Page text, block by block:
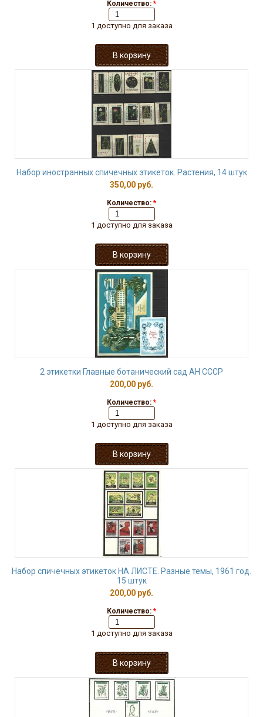
Количество: *
1 доступно для заказа
Набор иностранных спичечных этикеток. Растения, 14 штук
350,00 руб.
Количество: *
1 доступно для заказа
2 этикетки Главные ботанический сад АН СССР
200,00 руб.
Количество: *
1 доступно для заказа
Набор спичечных этикеток НА ЛИСТЕ. Разные темы, 1961 год.
15 штук
200,00 руб.
Количество: *
1 доступно для заказа